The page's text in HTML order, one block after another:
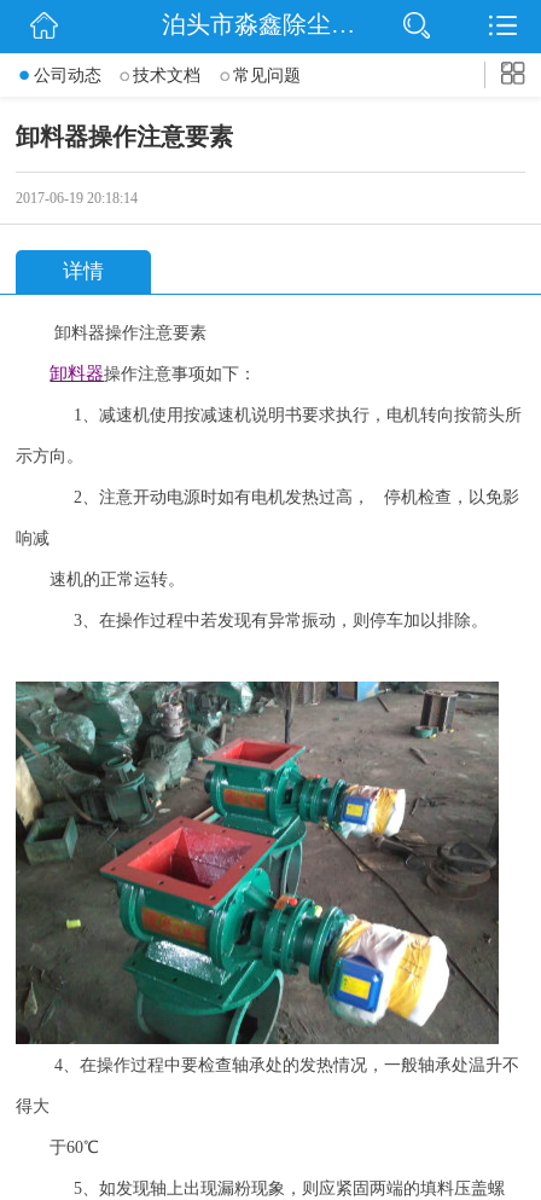
网站首页
泊头市淼鑫除尘配件销售处
公司动态 技术文档 常见问题
卸料器操作注意要素
2017-06-19 20:18:14
详情
卸料器操作注意要素
卸料器操作注意事项如下：
1、减速机使用按减速机说明书要求执行，电机转向按箭头所
示方向。
2、注意开动电源时如有电机发热过高， 停机检查，以免影
响减
速机的正常运转。
3、在操作过程中若发现有异常振动，则停车加以排除。
4、在操作过程中要检查轴承处的发热情况，一般轴承处温升不
得大
于60℃
5、如发现轴上出现漏粉现象，则应紧固两端的填料压盖螺